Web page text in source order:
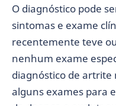
O diagnóstico pode
sintomas e exame
recentemente teve
nenhum exame
diagnóstico de artrite
alguns exames para